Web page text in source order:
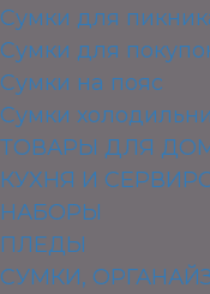
Сумки для
Сумки для
Сумки на пояс
Сумки
ТОВАРЫ ДЛЯ
КУХНЯ И
НАБОРЫ
ПЛЕДЫ
СУМКИ,